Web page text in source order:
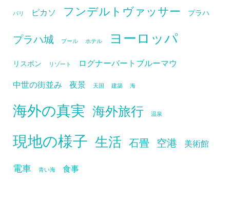
パリ ピカソ フンデルトヴァッサー プラハ
プラハ城 プール ホテル ヨーロッパ
リスボン リゾート
ログナーバートブルーマウ
中世の街並み
夜景 天国 建築 海
海外の真実 海外旅行 温泉
現地の様子 生活 石畳 空港 美術館
電車 青い海 食事